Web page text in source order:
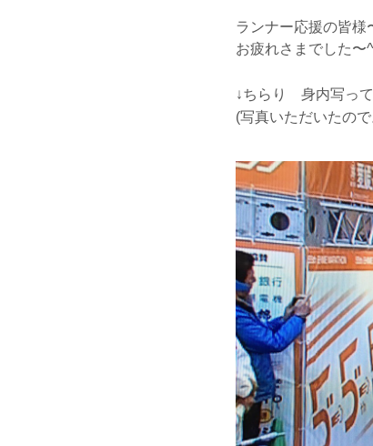
ランナー応援の皆様
お疲れさまでした〜
↓ちらり 身内写っ
(写真いただいたの